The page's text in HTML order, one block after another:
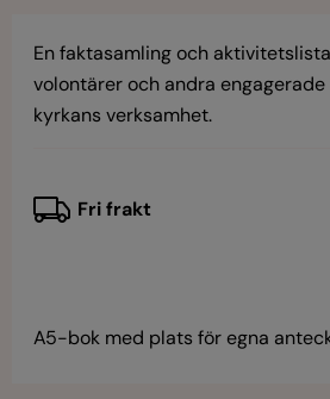
En faktasamling och
volontärer och andra engagerade
kyrkans verksamhet.
Fri frakt
A5-bok med plats för egna